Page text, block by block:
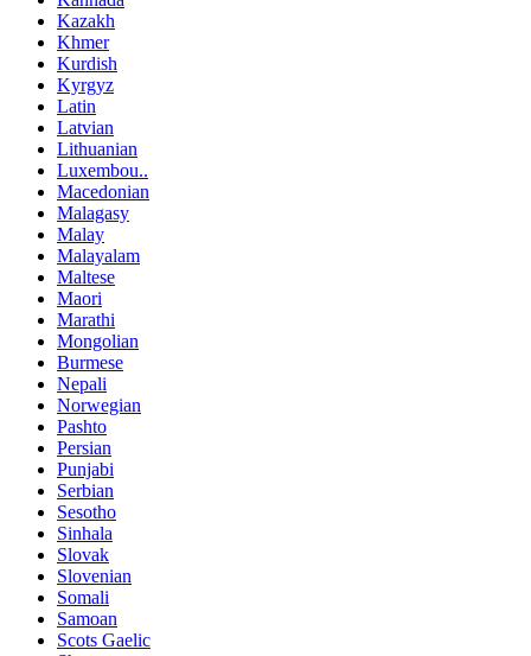
Kazakh
Khmer
Kurdish
Kyrgyz
Latin
Latvian
Lithuanian
Luxembou..
Macedonian
Malagasy
Malay
Malayalam
Maltese
Maori
Marathi
Mongolian
Burmese
Nepali
Norwegian
Pashto
Persian
Punjabi
Serbian
Sesotho
Sinhala
Slovak
Slovenian
Somali
Samoan
Scots Gaelic